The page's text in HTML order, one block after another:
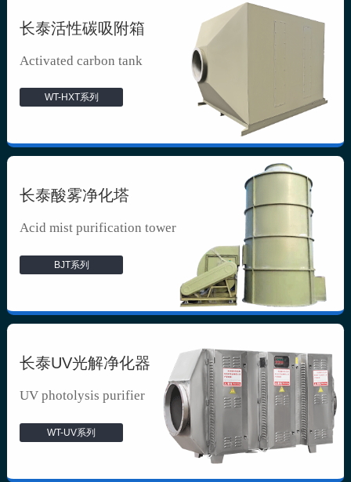
长泰活性碳吸附箱
Activated carbon tank
WT-HXT系列
长泰酸雾净化塔
Acid mist purification tower
BJT系列
长泰UV光解净化器
UV photolysis purifier
WT-UV系列